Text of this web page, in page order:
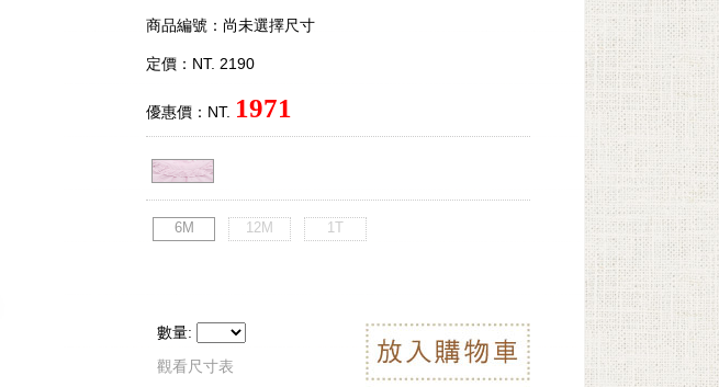
商品編號： 尚未選擇尺寸
定價：NT. 2190
優惠價：NT. 1971
6M 12M 1T
數量:
觀看尺寸表